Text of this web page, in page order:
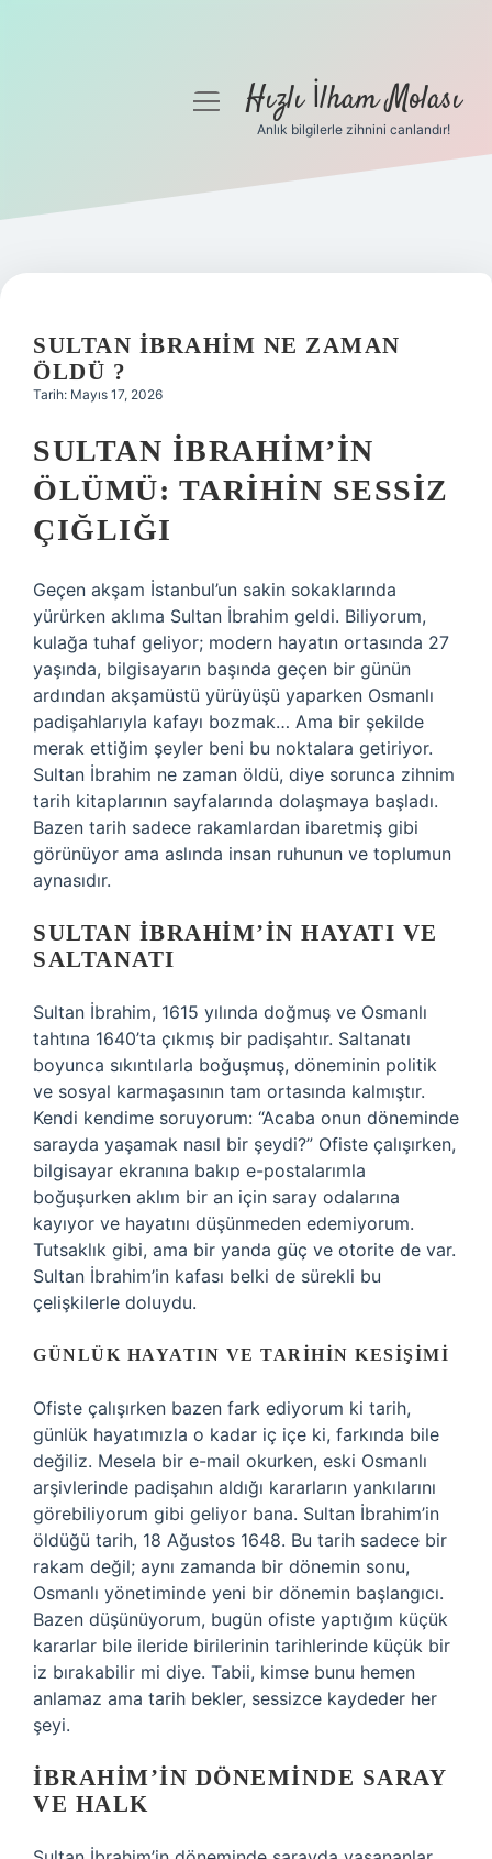
Gizlilik Politikası
Yasal Uyarı
menüyüHızlı İlham Molası
Anlık bilgilerle zihnini canlandır!
SULTAN İBRAHIM NE ZAMAN
ÖLDÜ ?
Tarih: Mayıs 17, 2026
SULTAN İBRAHIM’IN
ÖLÜMÜ: TARIHIN SESSIZ
ÇIĞLIĞI
Geçen akşam İstanbul’un sakin sokaklarında
yürürken aklıma Sultan İbrahim geldi. Biliyorum,
kulağa tuhaf geliyor; modern hayatın ortasında 27
yaşında, bilgisayarın başında geçen bir günün
ardından akşamüstü yürüyüşü yaparken Osmanlı
padişahlarıyla kafayı bozmak… Ama bir şekilde
merak ettiğim şeyler beni bu noktalara getiriyor.
Sultan İbrahim ne zaman öldü, diye sorunca zihnim
tarih kitaplarının sayfalarında dolaşmaya başladı.
Bazen tarih sadece rakamlardan ibaretmiş gibi
görünüyor ama aslında insan ruhunun ve toplumun
aynasıdır.
SULTAN İBRAHIM’IN HAYATI VE
SALTANATI
Sultan İbrahim, 1615 yılında doğmuş ve Osmanlı
tahtına 1640’ta çıkmış bir padişahtır. Saltanatı
boyunca sıkıntılarla boğuşmuş, döneminin politik
ve sosyal karmaşasının tam ortasında kalmıştır.
Kendi kendime soruyorum: “Acaba onun döneminde
sarayda yaşamak nasıl bir şeydi?” Ofiste çalışırken,
bilgisayar ekranına bakıp e-postalarımla
boğuşurken aklım bir an için saray odalarına
kayıyor ve hayatını düşünmeden edemiyorum.
Tutsaklık gibi, ama bir yanda güç ve otorite de var.
Sultan İbrahim’in kafası belki de sürekli bu
çelişkilerle doluydu.
GÜNLÜK HAYATIN VE TARIHIN KESIŞIMI
Ofiste çalışırken bazen fark ediyorum ki tarih,
günlük hayatımızla o kadar iç içe ki, farkında bile
değiliz. Mesela bir e-mail okurken, eski Osmanlı
arşivlerinde padişahın aldığı kararların yankılarını
görebiliyorum gibi geliyor bana. Sultan İbrahim’in
öldüğü tarih, 18 Ağustos 1648. Bu tarih sadece bir
rakam değil; aynı zamanda bir dönemin sonu,
Osmanlı yönetiminde yeni bir dönemin başlangıcı.
Bazen düşünüyorum, bugün ofiste yaptığım küçük
kararlar bile ileride birilerinin tarihlerinde küçük bir
iz bırakabilir mi diye. Tabii, kimse bunu hemen
anlamaz ama tarih bekler, sessizce kaydeder her
şeyi.
İBRAHIM’IN DÖNEMINDE SARAY
VE HALK